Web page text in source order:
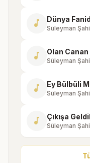
music_note Dünya
Süleyman
music_note Olan Canan
Süleyman
music_note Ey Bülbüli
Süleyman
music_note Çıkışa
Süleyman